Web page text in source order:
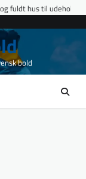
i topopgør
bold